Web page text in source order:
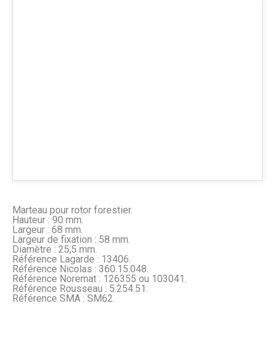
Marteau pour rotor forestier.
Hauteur : 90 mm.
Largeur : 68 mm.
Largeur de fixation : 58 mm.
Diamètre : 25,5 mm.
Référence Lagarde : 13406.
Référence Nicolas : 360.15.048.
Référence Noremat : 126355 ou 103041.
Référence Rousseau : 5.254.51.
Référence SMA : SM62.